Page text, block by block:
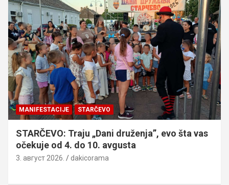
MANIFESTACIJE STARČEVO
STARČEVO: Traju „Dani druženja”, evo šta vas
očekuje od 4. do 10. avgusta
3. август 2026. dakicorama